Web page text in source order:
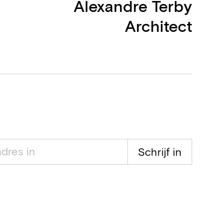
Alexandre Terby
Architect
Schrijf in